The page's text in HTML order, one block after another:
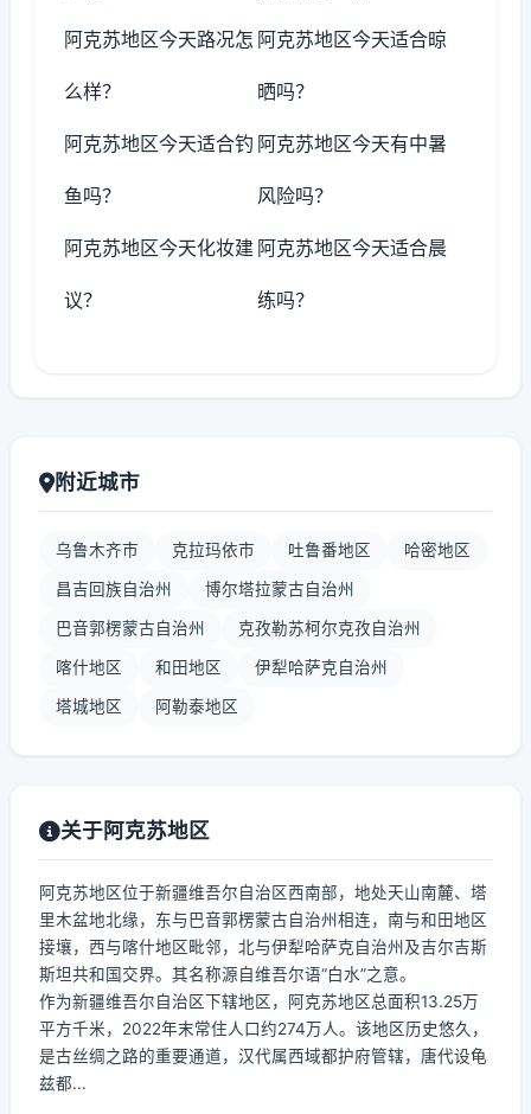
阿克苏地区今天路况怎
么样？
阿克苏地区今天适合晾
晒吗？
阿克苏地区今天适合钓
鱼吗？
阿克苏地区今天有中暑
风险吗？
阿克苏地区今天化妆建
议？
阿克苏地区今天适合晨
练吗？
附近城市
乌鲁木齐市 克拉玛依市 吐鲁番地区 哈密地区
昌吉回族自治州 博尔塔拉蒙古自治州
巴音郭楞蒙古自治州 克孜勒苏柯尔克孜自治州
喀什地区 和田地区 伊犁哈萨克自治州
塔城地区 阿勒泰地区
关于阿克苏地区
阿克苏地区位于新疆维吾尔自治区西南部，地处天山南麓、塔
里木盆地北缘，东与巴音郭楞蒙古自治州相连，南与和田地区
接壤，西与喀什地区毗邻，北与伊犁哈萨克自治州及吉尔吉斯
斯坦共和国交界。其名称源自维吾尔语“白水”之意。
作为新疆维吾尔自治区下辖地区，阿克苏地区总面积13.25万
平方千米，2022年末常住人口约274万人。该地区历史悠久，
是古丝绸之路的重要通道，汉代属西域都护府管辖，唐代设龟
兹都...